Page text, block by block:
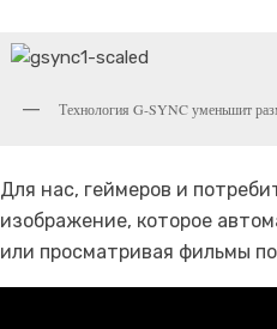
Технология G-SYNC уменьшит
Для нас, геймеров и
изображение, которое
или просматривая фильмы